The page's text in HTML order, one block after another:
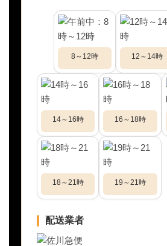
8～12時 12～14時
14～16時 16～18時
18～21時 19～21時
配送業者